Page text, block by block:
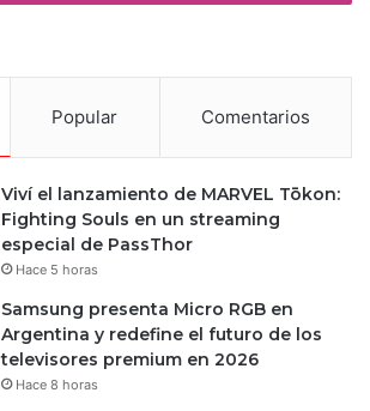
Popular Comentarios
Viví el lanzamiento de MARVEL Tōkon:
Fighting Souls en un streaming
especial de PassThor
Hace 5 horas
Samsung presenta Micro RGB en
Argentina y redefine el futuro de los
televisores premium en 2026
Hace 8 horas